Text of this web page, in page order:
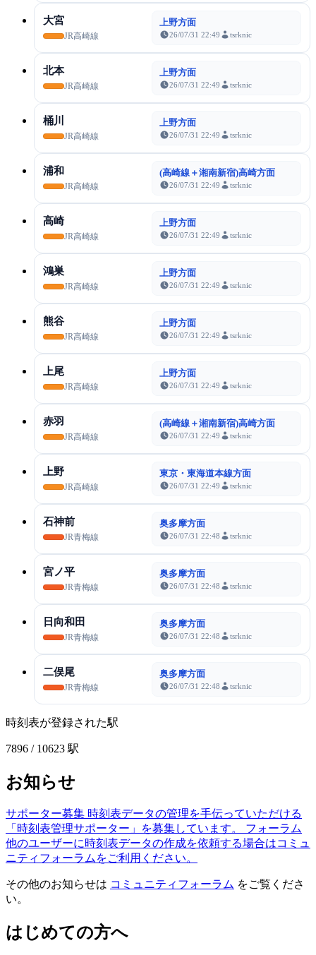
大宮
JR高崎線
上野方面
26/07/31 22:49 tsrknic
北本
JR高崎線
上野方面
26/07/31 22:49 tsrknic
桶川
JR高崎線
上野方面
26/07/31 22:49 tsrknic
浦和
JR高崎線
(高崎線＋湘南新宿)高崎方面
26/07/31 22:49 tsrknic
高崎
JR高崎線
上野方面
26/07/31 22:49 tsrknic
鴻巣
JR高崎線
上野方面
26/07/31 22:49 tsrknic
熊谷
JR高崎線
上野方面
26/07/31 22:49 tsrknic
上尾
JR高崎線
上野方面
26/07/31 22:49 tsrknic
赤羽
JR高崎線
(高崎線＋湘南新宿)高崎方面
26/07/31 22:49 tsrknic
上野
JR高崎線
東京・東海道本線方面
26/07/31 22:49 tsrknic
石神前
JR青梅線
奥多摩方面
26/07/31 22:48 tsrknic
宮ノ平
JR青梅線
奥多摩方面
26/07/31 22:48 tsrknic
日向和田
JR青梅線
奥多摩方面
26/07/31 22:48 tsrknic
二俣尾
JR青梅線
奥多摩方面
26/07/31 22:48 tsrknic
時刻表が登録された駅
7896 / 10623 駅
お知らせ
サポーター募集 時刻表データの管理を手伝っていただける
「時刻表管理サポーター」を募集しています。
フォーラム
他のユーザーに時刻表データの作成を依頼する場合はコミュ
ニティフォーラムをご利用ください。
その他のお知らせは コミュニティフォーラム をご覧くださ
い。
はじめての方へ